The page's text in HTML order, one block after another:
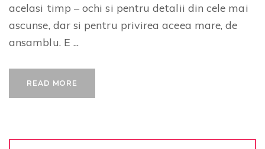
acelasi timp – ochi si pentru detalii din cele mai
ascunse, dar si pentru privirea aceea mare, de
ansamblu. E ...
READ MORE